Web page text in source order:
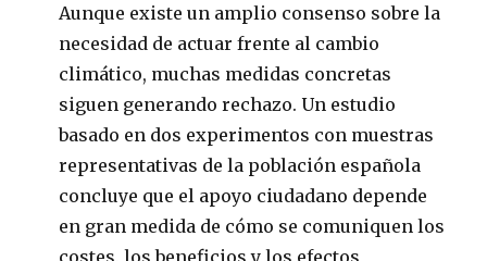
Aunque existe un amplio consenso sobre la
necesidad de actuar frente al cambio
climático, muchas medidas concretas
siguen generando rechazo. Un estudio
basado en dos experimentos con muestras
representativas de la población española
concluye que el apoyo ciudadano depende
en gran medida de cómo se comuniquen los
costes, los beneficios y los efectos